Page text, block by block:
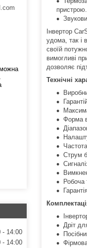
пристрою.
Інвертор
удома, так і
своїй
вимогливі
дозволяє
Технічні
Форма
Струм
Робоча
Дріт
14:00
14:00